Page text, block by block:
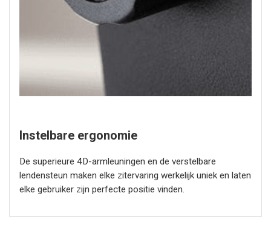
Instelbare ergonomie
De superieure 4D-armleuningen en de verstelbare
lendensteun maken elke zitervaring werkelijk uniek en laten
elke gebruiker zijn perfecte positie vinden.